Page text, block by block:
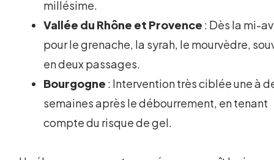
millésime.
Vallée du Rhône et Provence : Dès la mi-
pour le grenache, la syrah, le mourvèdre,
en deux passages.
Bourgogne : Intervention très ciblée une à
semaines après le débourrement, en tenant
compte du risque de gel.